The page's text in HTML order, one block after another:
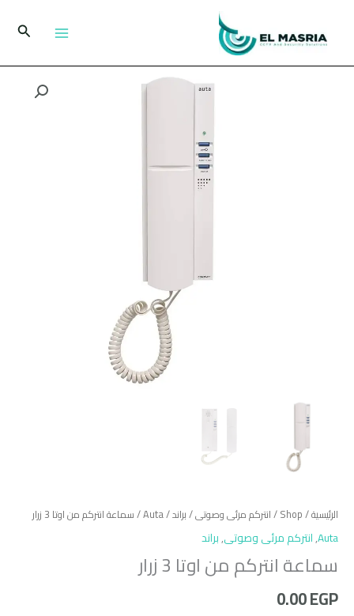
المحتوى
البحث
الرئيسية/
Shop
/انتركم مرئى وصوتى/براند/
Auta/ سماعة انتركم من اوتا 3 زرار
Auta
,انتركم مرئى وصوتى,براند
سماعة انتركم من اوتا 3 زرار
0.00EGP